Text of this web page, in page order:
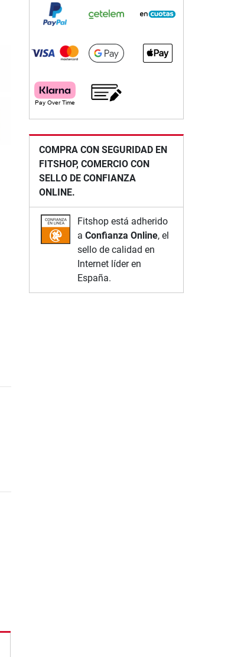
COMPRA CON SEGURIDAD EN
FITSHOP, COMERCIO CON
SELLO DE CONFIANZA
ONLINE.
Fitshop está adherido
a Confianza Online, el
sello de calidad en
Internet líder en
España.